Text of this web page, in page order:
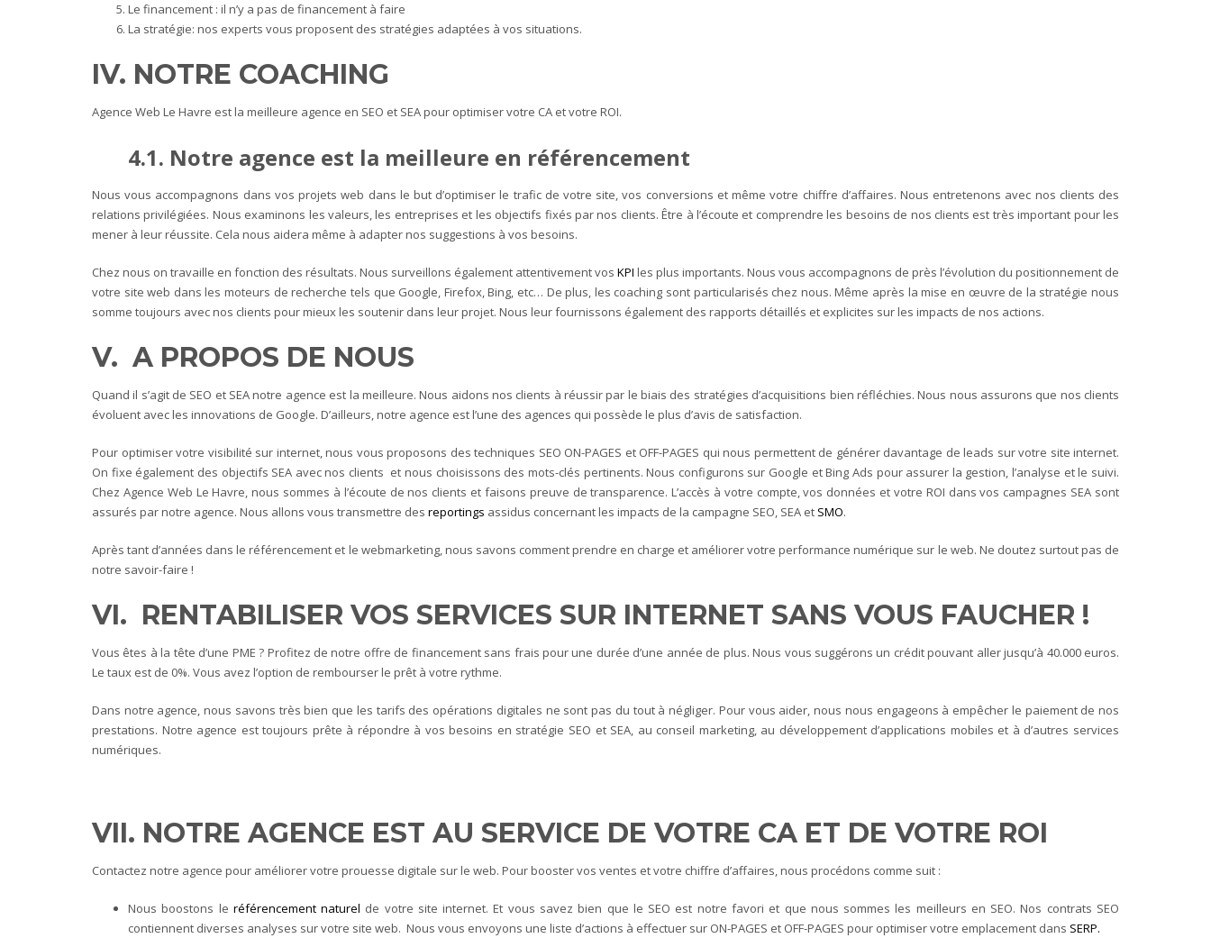
Le financement : il n’y a pas de financement à faire
La stratégie: nos experts vous proposent des stratégies adaptées à vos situations.
IV. NOTRE COACHING
Agence Web Le Havre est la meilleure agence en SEO et SEA pour optimiser votre CA et votre ROI.
4.1. Notre agence est la meilleure en référencement
Nous vous accompagnons dans vos projets web dans le but d’optimiser le trafic de votre site, vos conversions et même votre chiffre d’affaires. Nous entretenons avec nos clients des
relations privilégiées. Nous examinons les valeurs, les entreprises et les objectifs fixés par nos clients. Être à l’écoute et comprendre les besoins de nos clients est très important pour les
mener à leur réussite. Cela nous aidera même à adapter nos suggestions à vos besoins.
Chez nous on travaille en fonction des résultats. Nous surveillons également attentivement vos KPI les plus importants. Nous vous accompagnons de près l’évolution du positionnement de
votre site web dans les moteurs de recherche tels que Google, Firefox, Bing, etc… De plus, les coaching sont particularisés chez nous. Même après la mise en œuvre de la stratégie nous
somme toujours avec nos clients pour mieux les soutenir dans leur projet. Nous leur fournissons également des rapports détaillés et explicites sur les impacts de nos actions.
V. A PROPOS DE NOUS
Quand il s’agit de SEO et SEA notre agence est la meilleure. Nous aidons nos clients à réussir par le biais des stratégies d’acquisitions bien réfléchies. Nous nous assurons que nos clients
évoluent avec les innovations de Google. D’ailleurs, notre agence est l’une des agences qui possède le plus d’avis de satisfaction.
Pour optimiser votre visibilité sur internet, nous vous proposons des techniques SEO ON-PAGES et OFF-PAGES qui nous permettent de générer davantage de leads sur votre site internet.
On fixe également des objectifs SEA avec nos clients et nous choisissons des mots-clés pertinents. Nous configurons sur Google et Bing Ads pour assurer la gestion, l’analyse et le suivi.
Chez Agence Web Le Havre, nous sommes à l’écoute de nos clients et faisons preuve de transparence. L’accès à votre compte, vos données et votre ROI dans vos campagnes SEA sont
assurés par notre agence. Nous allons vous transmettre des reportings assidus concernant les impacts de la campagne SEO, SEA et SMO.
Après tant d’années dans le référencement et le webmarketing, nous savons comment prendre en charge et améliorer votre performance numérique sur le web. Ne doutez surtout pas de
notre savoir-faire !
VI. RENTABILISER VOS SERVICES SUR INTERNET SANS VOUS FAUCHER !
Vous êtes à la tête d’une PME ? Profitez de notre offre de financement sans frais pour une durée d’une année de plus. Nous vous suggérons un crédit pouvant aller jusqu’à 40.000 euros.
Le taux est de 0%. Vous avez l’option de rembourser le prêt à votre rythme.
Dans notre agence, nous savons très bien que les tarifs des opérations digitales ne sont pas du tout à négliger. Pour vous aider, nous nous engageons à empêcher le paiement de nos
prestations. Notre agence est toujours prête à répondre à vos besoins en stratégie SEO et SEA, au conseil marketing, au développement d’applications mobiles et à d’autres services
numériques.
VII. NOTRE AGENCE EST AU SERVICE DE VOTRE CA ET DE VOTRE ROI
Contactez notre agence pour améliorer votre prouesse digitale sur le web. Pour booster vos ventes et votre chiffre d’affaires, nous procédons comme suit :
Nous boostons le référencement naturel de votre site internet. Et vous savez bien que le SEO est notre favori et que nous sommes les meilleurs en SEO. Nos contrats SEO
contiennent diverses analyses sur votre site web. Nous vous envoyons une liste d’actions à effectuer sur ON-PAGES et OFF-PAGES pour optimiser votre emplacement dans SERP.